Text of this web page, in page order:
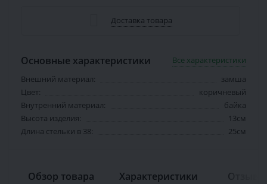
Доставка товара
Основные характеристики
Все характеристики
Внешний материал:
замша
Цвет:
коричневый
Внутренний материал:
байка
Высота изделия:
13см
Длина стельки в 38:
25см
Обзор товара Характеристики